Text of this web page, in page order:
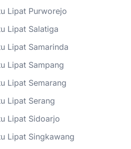
Lipat Purworejo
Lipat Salatiga
Lipat Samarinda
Lipat Sampang
Lipat Semarang
Lipat Serang
Lipat Sidoarjo
Lipat Singkawang